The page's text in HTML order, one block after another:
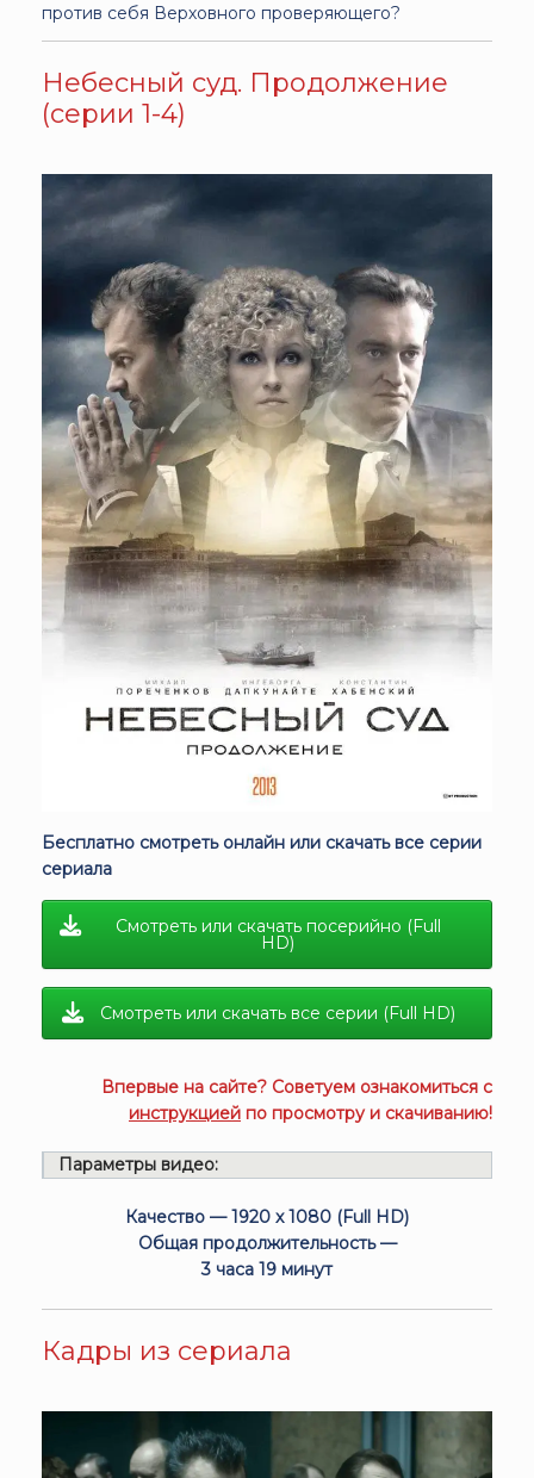
против себя Верховного проверяющего?
Небесный суд. Продолжение
(серии 1-4)
Бесплатно смотреть онлайн или скачать все серии
сериала
Смотреть или скачать посерийно (Full
HD)
Смотреть или скачать все серии (Full HD)
Впервые на сайте? Советуем ознакомиться с
инструкцией по просмотру и скачиванию!
Параметры видео:
Качество — 1920 x 1080 (Full HD)
Общая продолжительность —
3 часа 19 минут
Кадры из сериала